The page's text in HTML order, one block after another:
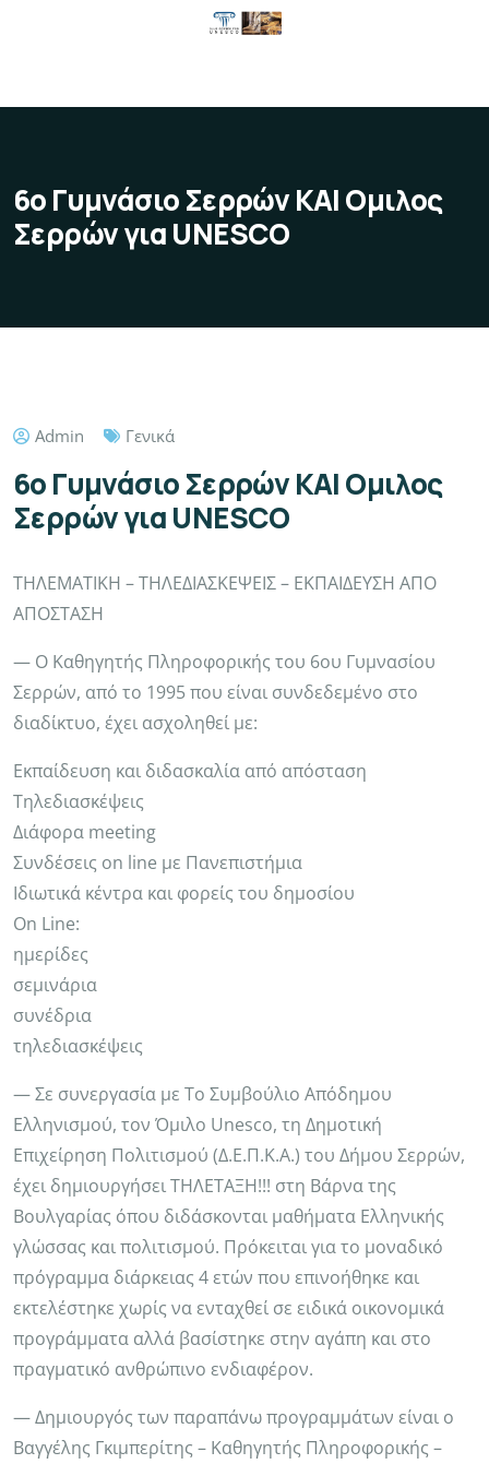
6ο Γυμνάσιο Σερρών ΚΑΙ Ομιλος
Σερρών για UNESCO
Admin Γενικά
6ο Γυμνάσιο Σερρών ΚΑΙ Ομιλος
Σερρών για UNESCO
ΤΗΛΕΜΑΤΙΚΗ – ΤΗΛΕΔΙΑΣΚΕΨΕΙΣ – ΕΚΠΑΙΔΕΥΣΗ ΑΠΟ
ΑΠΟΣΤΑΣΗ
— Ο Καθηγητής Πληροφορικής του 6ου Γυμνασίου
Σερρών, από το 1995 που είναι συνδεδεμένο στο
διαδίκτυο, έχει ασχοληθεί με:
Εκπαίδευση και διδασκαλία από απόσταση
Τηλεδιασκέψεις
Διάφορα meeting
Συνδέσεις on line με Πανεπιστήμια
Ιδιωτικά κέντρα και φορείς του δημοσίου
On Line:
ημερίδες
σεμινάρια
συνέδρια
τηλεδιασκέψεις
— Σε συνεργασία με Το Συμβούλιο Απόδημου
Ελληνισμού, τον Όμιλο Unesco, τη Δημοτική
Επιχείρηση Πολιτισμού (Δ.Ε.Π.Κ.Α.) του Δήμου Σερρών,
έχει δημιουργήσει ΤΗΛΕΤΑΞΗ!!! στη Βάρνα της
Βουλγαρίας όπου διδάσκονται μαθήματα Ελληνικής
γλώσσας και πολιτισμού. Πρόκειται για το μοναδικό
πρόγραμμα διάρκειας 4 ετών που επινοήθηκε και
εκτελέστηκε χωρίς να ενταχθεί σε ειδικά οικονομικά
προγράμματα αλλά βασίστηκε στην αγάπη και στο
πραγματικό ανθρώπινο ενδιαφέρον.
— Δημιουργός των παραπάνω προγραμμάτων είναι ο
Βαγγέλης Γκιμπερίτης – Καθηγητής Πληροφορικής –